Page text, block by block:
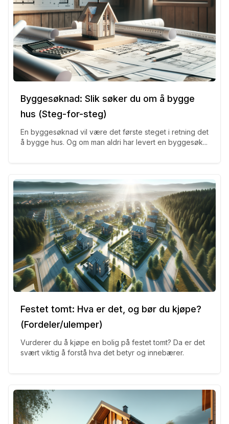
Byggesøknad: Slik søker du om å bygge
hus (Steg-for-steg)
En byggesøknad vil være det første steget i retning det
å bygge hus. Og om man aldri har levert en byggesøk...
Festet tomt: Hva er det, og bør du kjøpe?
(Fordeler/ulemper)
Vurderer du å kjøpe en bolig på festet tomt? Da er det
svært viktig å forstå hva det betyr og innebærer.